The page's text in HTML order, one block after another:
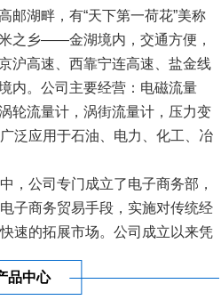
邮湖畔，有“天下第一荷花”美称
之乡——金湖境内，交通方便，
沪高速、西靠宁连高速、盐金线
内。公司主要经营：电磁流量
轮流量计，涡街流量计，压力变
泛应用于石油、电力、化工、冶
公司专门成立了电子商务部，
子商务贸易手段，实施对传统经
速的拓展市场。公司成立以来凭
系。[查看详情]
品中心